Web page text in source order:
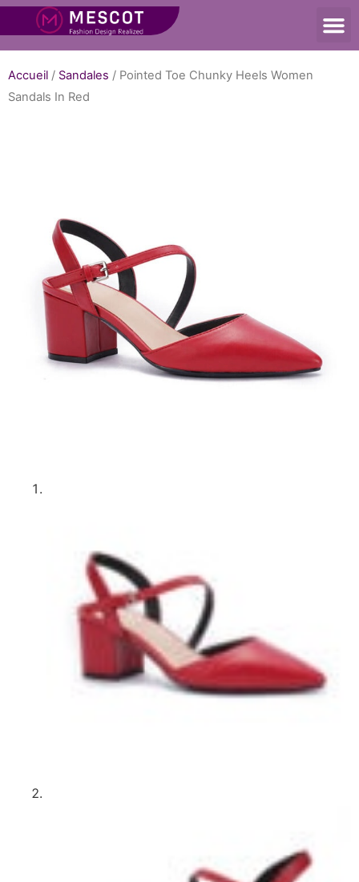
Accueil / Sandales / Pointed Toe Chunky Heels Women
Sandals In Red